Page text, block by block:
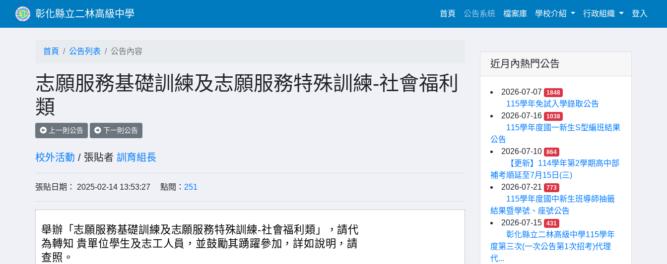
彰化縣立二林高級中學 首頁(current)
公告系統 檔案庫 學校介紹 行政組織 登入
首頁 公告列表 公告內容
志願服務基礎訓練及志願服務特殊訓練-社會福利
類
上一則公告 下一則公告
校外活動 / 張貼者 訓育組長
張貼日期： 2025-02-14 13:53:27 點閱： 251
舉辦「志願服務基礎訓練及志願服務特殊訓練-社會福利類」，請代
為轉知 貴單位學生及志工人員，並鼓勵其踴躍參加，詳如說明，請
查照。
近月內熱門公告
2026-07-07 1848
115學年免試入學錄取公告
2026-07-16
1038
115學年度國一新生S型編班結果
公告
2026-07-10
864
【更新】114學年第2學期高中部
補考順延至7月15日(三)
2026-07-21
773
115學年度國中新生班導師抽籤
結果暨學號、座號公告
2026-07-15
431
彰化縣立二林高級中學115學年
度第三次(一次公告第1次招考)代理
代...